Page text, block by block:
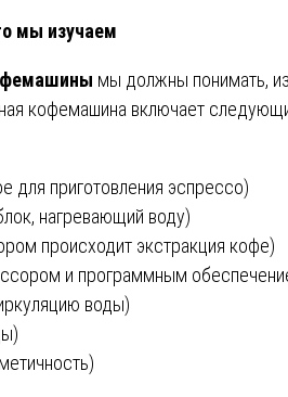
мы изучаем
мы должны понимать, из
кофемашина включает
для приготовления эспрессо)
нагревающий воду)
происходит экстракция кофе)
и программным
воды)